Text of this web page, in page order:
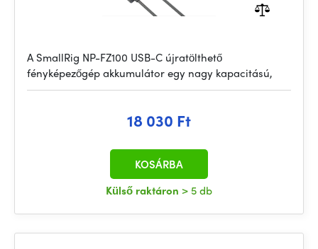
A SmallRig NP-FZ100 USB-C újratölthető
fényképezőgép akkumulátor egy nagy kapacitású,
18 030 Ft
Külső raktáron > 5 db
KOSÁRBA